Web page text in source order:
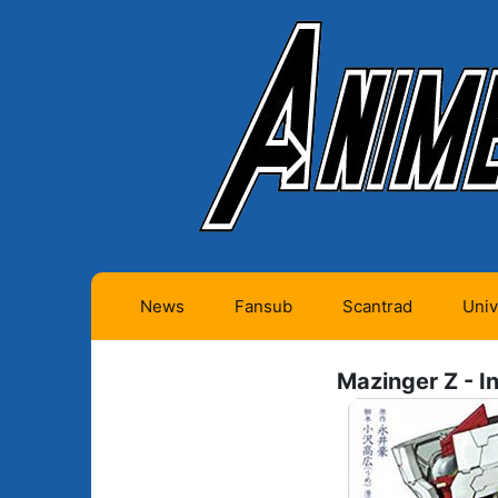
News Fansub
Animes en cours (1)
Animes terminés
Scantrad
Mangas en cours
(Privés) (4)
Mangas en cours
(Publics) (11)
Mazinger Z -